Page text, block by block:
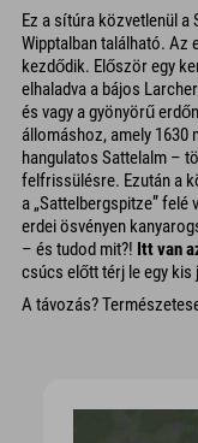
Ez a sítúra közvetlenül a
Wipptalban található. Az
kezdődik. Először egy
elhaladva a bájos
és vagy a gyönyörű
állomáshoz, amely 1630
hangulatos Sattelalm –
felfrissülésre. Ezután a
a „Sattelbergspitze”
erdei ösvényen
– és tudod mit?! Itt van
csúcs előtt térj le egy
A távozás?